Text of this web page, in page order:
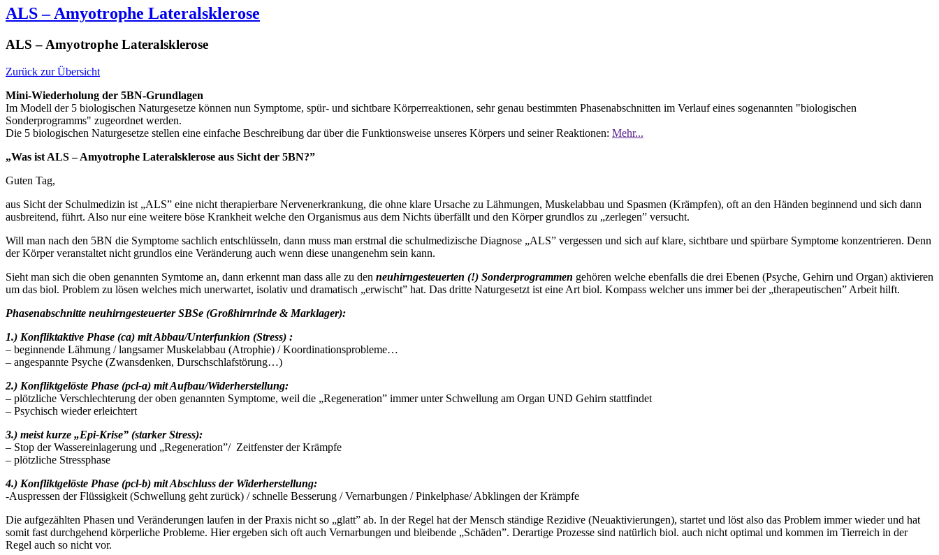
ALS – Amyotrophe Lateralsklerose
ALS – Amyotrophe Lateralsklerose
Zurück zur Übersicht
Mini-Wiederholung der 5BN-Grundlagen
Im Modell der 5 biologischen Naturgesetze können nun Symptome, spür- und sichtbare Körperreaktionen, sehr genau bestimmten Phasenabschnitten im Verlauf eines sogenannten "biologischen
Sonderprogramms" zugeordnet werden.
Die 5 biologischen Naturgesetze stellen eine einfache Beschreibung dar über die Funktionsweise unseres Körpers und seiner Reaktionen: Mehr...
„Was ist ALS – Amyotrophe Lateralsklerose aus Sicht der 5BN?”
Guten Tag,
aus Sicht der Schulmedizin ist „ALS” eine nicht therapierbare Nervenerkrankung, die ohne klare Ursache zu Lähmungen, Muskelabbau und Spasmen (Krämpfen), oft an den Händen beginnend und sich dann
ausbreitend, führt. Also nur eine weitere böse Krankheit welche den Organismus aus dem Nichts überfällt und den Körper grundlos zu „zerlegen” versucht.
Will man nach den 5BN die Symptome sachlich entschlüsseln, dann muss man erstmal die schulmedizische Diagnose „ALS” vergessen und sich auf klare, sichtbare und spürbare Symptome konzentrieren. Denn
der Körper veranstaltet nicht grundlos eine Veränderung auch wenn diese unangenehm sein kann.
Sieht man sich die oben genannten Symtome an, dann erkennt man dass alle zu den neuhirngesteuerten (!) Sonderprogrammen gehören welche ebenfalls die drei Ebenen (Psyche, Gehirn und Organ) aktivieren
um das biol. Problem zu lösen welches mich unerwartet, isolativ und dramatisch „erwischt” hat. Das dritte Naturgesetzt ist eine Art biol. Kompass welcher uns immer bei der „therapeutischen” Arbeit hilft.
Phasenabschnitte neuhirngesteuerter SBSe (Großhirnrinde & Marklager):
1.) Konfliktaktive Phase (ca) mit Abbau/Unterfunkion (Stress) :
– beginnende Lähmung / langsamer Muskelabbau (Atrophie) / Koordinationsprobleme…
– angespannte Psyche (Zwansdenken, Durschschlafstörung…)
2.) Konfliktgelöste Phase (pcl-a) mit Aufbau/Widerherstellung:
– plötzliche Verschlechterung der oben genannten Symptome, weil die „Regeneration” immer unter Schwellung am Organ UND Gehirn stattfindet
– Psychisch wieder erleichtert
3.) meist kurze „Epi-Krise” (starker Stress):
– Stop der Wassereinlagerung und „Regeneration”/ Zeitfenster der Krämpfe
– plötzliche Stressphase
4.) Konfliktgelöste Phase (pcl-b) mit Abschluss der Widerherstellung:
-Auspressen der Flüssigkeit (Schwellung geht zurück) / schnelle Besserung / Vernarbungen / Pinkelphase/ Abklingen der Krämpfe
Die aufgezählten Phasen und Veränderungen laufen in der Praxis nicht so „glatt” ab. In der Regel hat der Mensch ständige Rezidive (Neuaktivierungen), startet und löst also das Problem immer wieder und hat
somit fast durchgehend körperliche Probleme. Hier ergeben sich oft auch Vernarbungen und bleibende „Schäden”. Derartige Prozesse sind natürlich biol. auch nicht optimal und kommen im Tierreich in der
Regel auch so nicht vor.